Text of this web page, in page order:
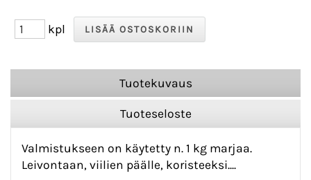
kpl
Tuotekuvaus
Tuoteseloste
Valmistukseen on käytetty n. 1 kg marjaa.
Leivontaan, viilien päälle, koristeeksi....